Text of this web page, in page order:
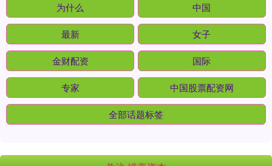
为什么 中国
最新 女子
金财配资 国际
专家 中国股票配资网
全部话题标签